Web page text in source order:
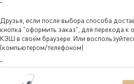
"
Друзья, если после выбора способа
кнопка "оформить заказ", для перехода к
КЭШ в своём браузере. Или
(компьютером/телефоном)
"